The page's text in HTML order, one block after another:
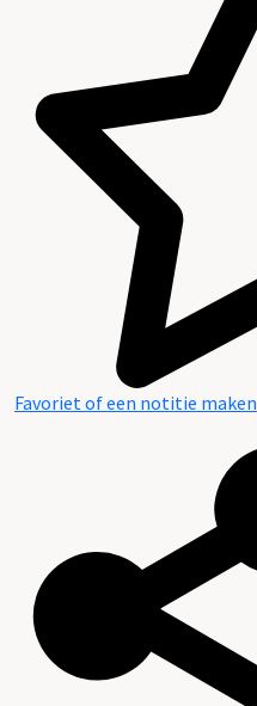
Favoriet of een notitie maken